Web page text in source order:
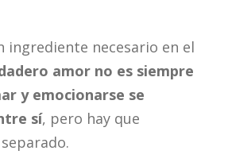
ingrediente necesario en el
amor no es siempre
y emocionarse se
sí, pero hay que